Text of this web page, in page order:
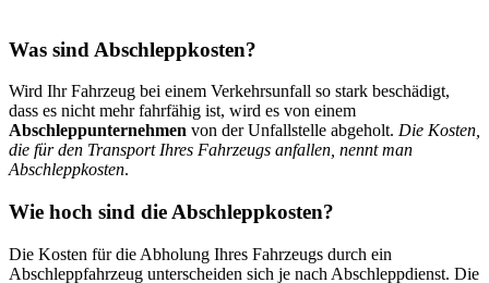
Was sind Abschleppkosten?
Wird Ihr Fahrzeug bei einem Verkehrsunfall so stark beschädigt,
dass es nicht mehr fahrfähig ist, wird es von einem
Abschleppunternehmen von der Unfallstelle abgeholt. Die Kosten,
die für den Transport Ihres Fahrzeugs anfallen, nennt man
Abschleppkosten.
Wie hoch sind die Abschleppkosten?
Die Kosten für die Abholung Ihres Fahrzeugs durch ein
Abschleppfahrzeug unterscheiden sich je nach Abschleppdienst. Die